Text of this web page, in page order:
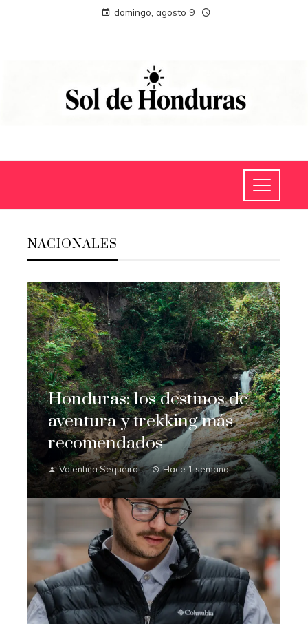
domingo, agosto 9
NACIONALES
Honduras: los destinos de
aventura y trekking más
recomendados
Valentina Sequeira Hace 1 semana